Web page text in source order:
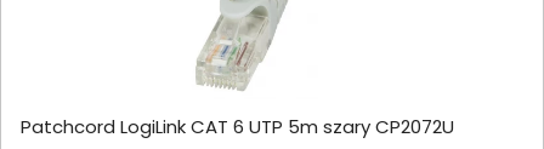
Patchcord LogiLink CAT 6 UTP 5m szary CP2072U